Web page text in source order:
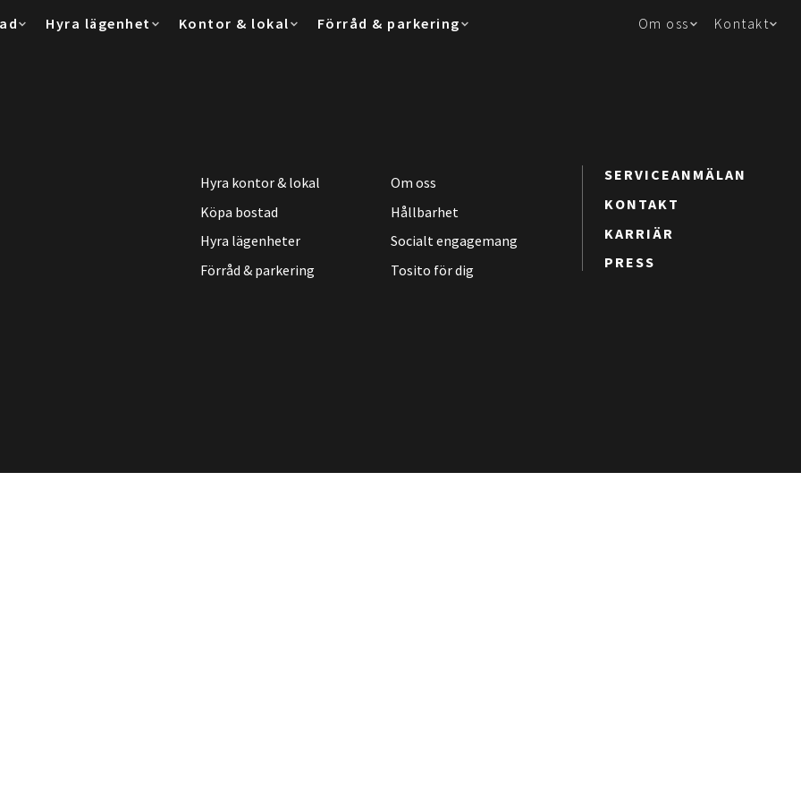
Hyra lägenhet Kontor & lokal Förråd & parkering Om oss Kontakt
Hyra kontor & lokal
Köpa bostad
Hyra lägenheter
Förråd & parkering
Om oss
Hållbarhet
Socialt engagemang
Tosito för dig
SERVICEANMÄLAN
KONTAKT
KARRIÄR
PRESS